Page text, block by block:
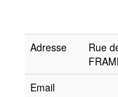
Adresse
Rue
Email